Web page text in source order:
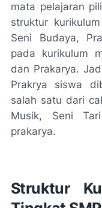
mata pelajaran
struktur
Seni Budaya,
pada kurikulum
dan Prakarya.
Prakrya siswa
salah satu dari
Musik, Seni
prakarya.
Struktur